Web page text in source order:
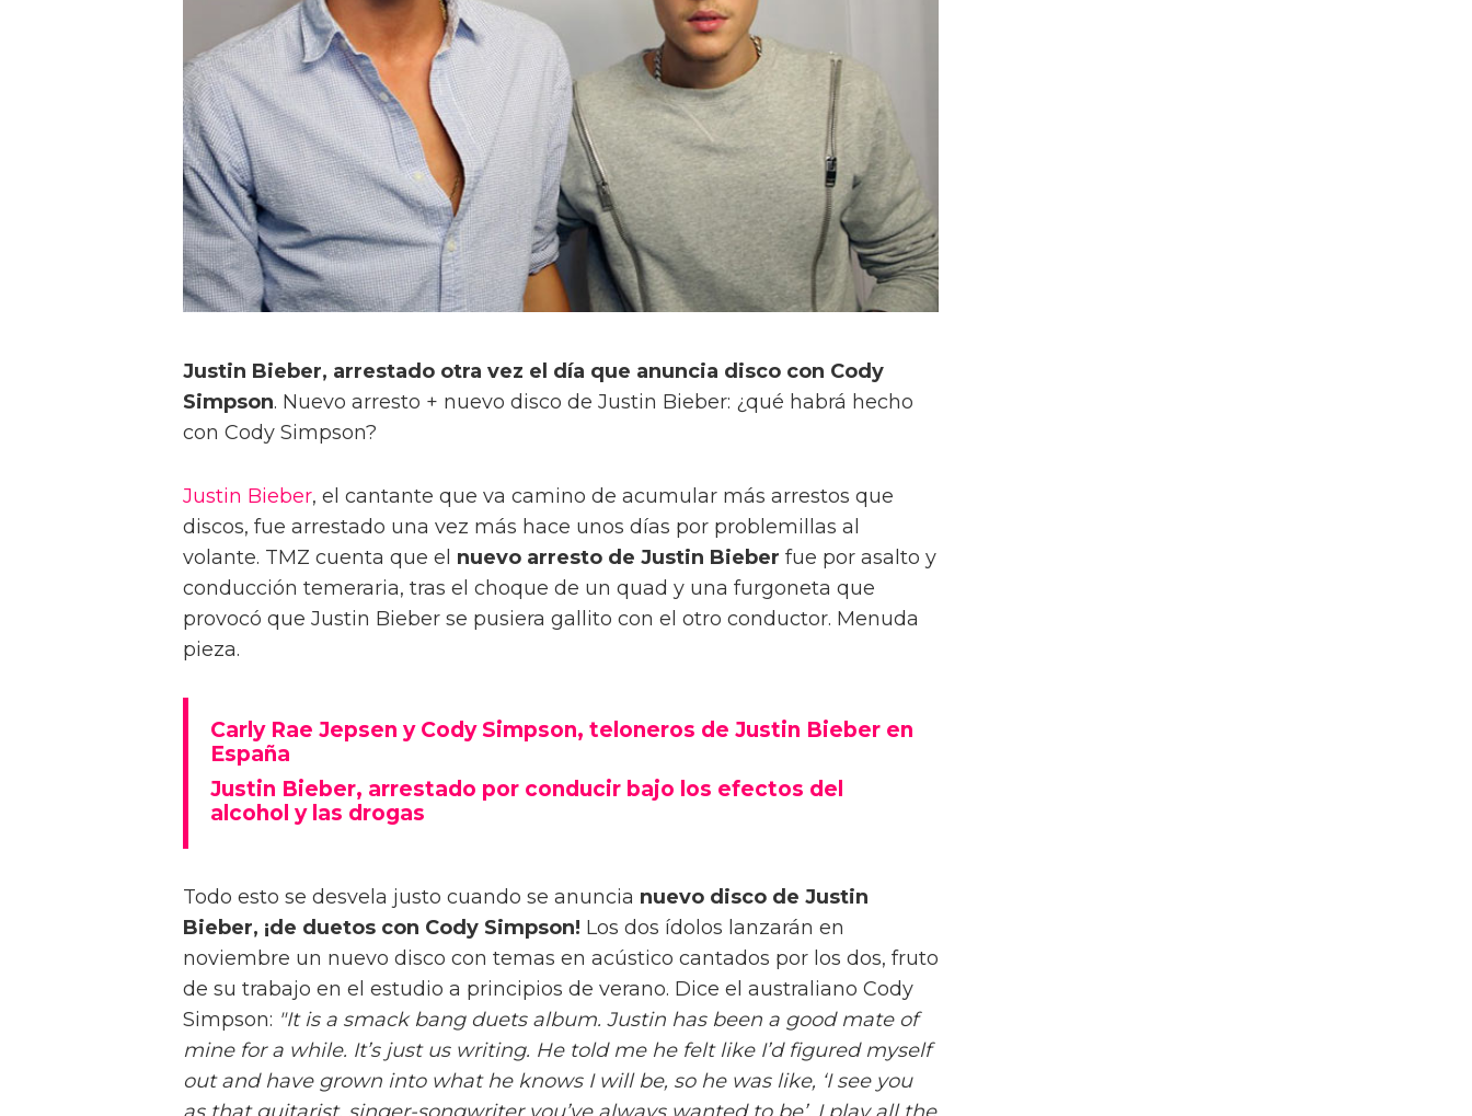
Justin Bieber, arrestado otra vez el día que anuncia disco con Cody
Simpson. Nuevo arresto + nuevo disco de Justin Bieber: ¿qué habrá hecho
con Cody Simpson?
Justin Bieber, el cantante que va camino de acumular más arrestos que
discos, fue arrestado una vez más hace unos días por problemillas al
volante. TMZ cuenta que el nuevo arresto de Justin Bieber fue por asalto y
conducción temeraria, tras el choque de un quad y una furgoneta que
provocó que Justin Bieber se pusiera gallito con el otro conductor. Menuda
pieza.
Carly Rae Jepsen y Cody Simpson, teloneros de Justin Bieber en
España
Justin Bieber, arrestado por conducir bajo los efectos del
alcohol y las drogas
Todo esto se desvela justo cuando se anuncia nuevo disco de Justin
Bieber, ¡de duetos con Cody Simpson! Los dos ídolos lanzarán en
noviembre un nuevo disco con temas en acústico cantados por los dos, fruto
de su trabajo en el estudio a principios de verano. Dice el australiano Cody
Simpson: "It is a smack bang duets album. Justin has been a good mate of
mine for a while. It’s just us writing. He told me he felt like I’d figured myself
out and have grown into what he knows I will be, so he was like, ‘I see you